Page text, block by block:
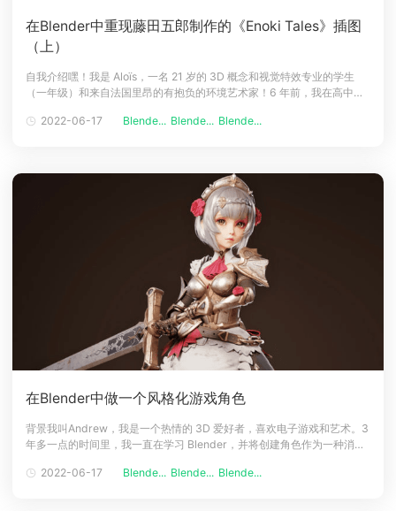
在Blender中重现藤田五郎制作的《Enoki Tales》插图
（上）
自我介绍嘿！我是 Aloïs，一名 21 岁的 3D 概念和视觉特效专业的学生
（一年级）和来自法国里昂的有抱负的环境艺术家！6 年前，我在高中时
真正的工作机会和热情，它结合了我喜欢的创造力和科学。今年正式开始
2022-06-17 Blende... Blende... Blende...
在Blender中做一个风格化游戏角色
背景我叫Andrew，我是一个热情的 3D 爱好者，喜欢电子游戏和艺术。3
年多一点的时间里，我一直在学习 Blender，并将创建角色作为一种消
戏Genshin Impact 中的角色。灵感作为一名 3D艺术家，逼真的角色从来
2022-06-17 Blende... Blende... Blende...